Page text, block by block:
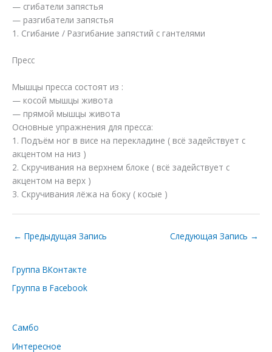
— сгибатели запястья
— разгибатели запястья
1. Сгибание / Разгибание запястий с гантелями
Пресс
Мышцы пресса состоят из :
— косой мышцы живота
— прямой мышцы живота
Основные упражнения для пресса:
1. Подъём ног в висе на перекладине ( всё задействует с
акцентом на низ )
2. Скручивания на верхнем блоке ( всё задействует с
акцентом на верх )
3. Скручивания лёжа на боку ( косые )
← Предыдущая Запись Следующая Запись →
Группа ВКонтакте
Группа в Facebook
Самбо
Интересное